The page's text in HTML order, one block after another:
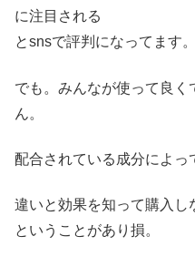
に注目される
とsnsで評判になってます。
でも。みんなが使って良
ん。
配合されている成分によっ
違いと効果を知って購入し
ということがあり損。